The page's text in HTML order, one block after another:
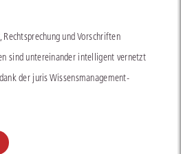
und Vorschriften
sind untereinander intelligent vernetzt
der juris Wissensmanagement-